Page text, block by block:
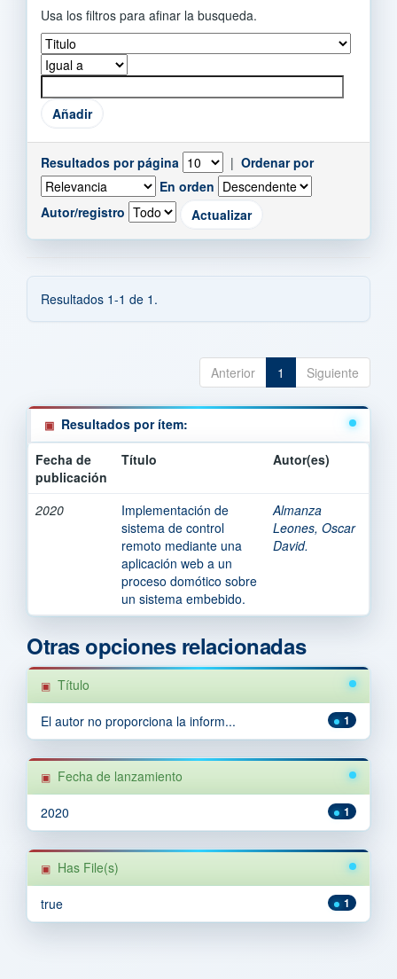
Usa los filtros para afinar la busqueda.
Resultados por página | Ordenar por
En orden
Autor/registro
Resultados 1-1 de 1.
Anterior 1 Siguiente
Resultados por ítem:
Fecha de
publicación
Título Autor(es)
2020
Implementación de
sistema de control
remoto mediante una
aplicación web a un
proceso domótico sobre
un sistema embebido.
Almanza
Leones, Oscar
David.
Otras opciones relacionadas
Título
1
El autor no proporciona la inform...
Fecha de lanzamiento
1
2020
Has File(s)
1
true